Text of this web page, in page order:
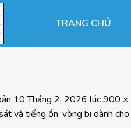
TRANG CHỦ
10 Tháng 2, 2026 lúc900 ×
và tiếng ồn, vòng bi dành